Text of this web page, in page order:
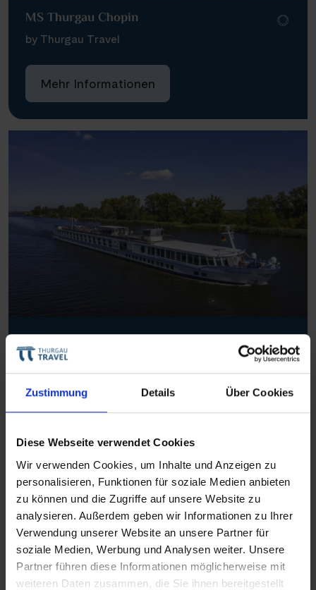
Zustimmung Details Über Cookies
Diese Webseite verwendet Cookies
Wir verwenden Cookies, um Inhalte und Anzeigen zu
personalisieren, Funktionen für soziale Medien anbieten
zu können und die Zugriffe auf unsere Website zu
analysieren. Außerdem geben wir Informationen zu Ihrer
Verwendung unserer Website an unsere Partner für
soziale Medien, Werbung und Analysen weiter. Unsere
Partner führen diese Informationen möglicherweise mit
weiteren Daten zusammen, die Sie ihnen bereitgestellt
MS Thurgau Chopin
by Thurgau Travel
Mehr Informationen
MS Thurgau Saxonia
by Thurgau Travel